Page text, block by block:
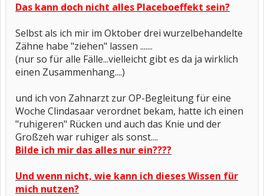
Das kann doch nicht alles Placeboeffekt sein?
Selbst als ich mir im Oktober drei wurzelbehandelte
Zähne habe "ziehen" lassen .......
(nur so für alle Fälle...vielleicht gibt es da ja wirklich
einen Zusammenhang....)
und ich von Zahnarzt zur OP-Begleitung für eine
Woche Clindasaar verordnet bekam, hatte ich einen
"ruhigeren" Rücken und auch das Knie und der
Großzeh war ruhiger als sonst....
Bilde ich mir das alles nur ein????
Und wenn nicht, wie kann ich dieses Wissen für
mich nutzen?